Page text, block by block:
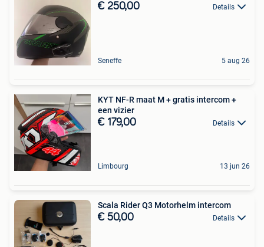
€ 250,00 Details
Seneffe 5 aug 26
KYT NF-R maat M + gratis intercom +
een vizier
€ 179,00 Details
Limbourg 13 jun 26
Scala Rider Q3 Motorhelm intercom
€ 50,00 Details